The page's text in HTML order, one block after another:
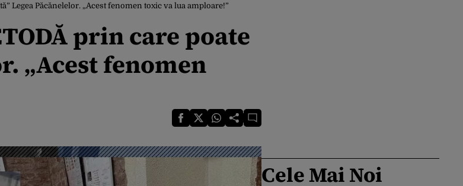
Legea Păcănelelor. „Acest fenomen toxic va lua amploare!”
prin care poate
„Acest fenomen
Cele Mai Noi